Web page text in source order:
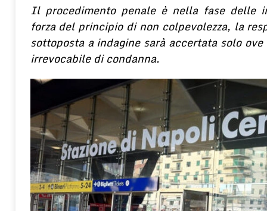
Il procedimento penale è nella fase delle
forza del principio di non colpevolezza, la
sottoposta a indagine sarà accertata solo
irrevocabile di condanna.